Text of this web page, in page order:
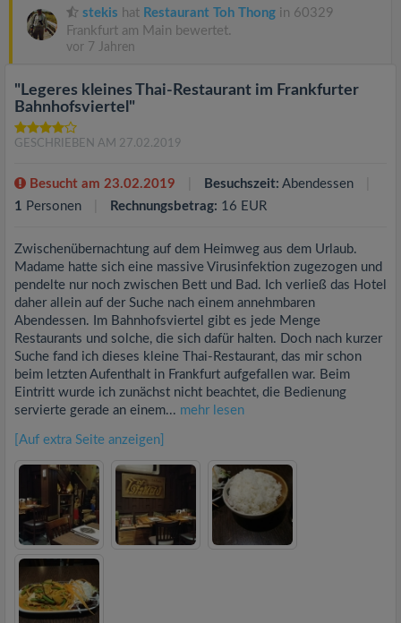
stekis hat Restaurant Toh Thong in 60329
Frankfurt am Main bewertet.
vor 7 Jahren
"Legeres kleines Thai-Restaurant im Frankfurter
Bahnhofsviertel"
GESCHRIEBEN AM 27.02.2019
Besucht am 23.02.2019 Besuchszeit: Abendessen
1 Personen Rechnungsbetrag: 16 EUR
Zwischenübernachtung auf dem Heimweg aus dem Urlaub.
Madame hatte sich eine massive Virusinfektion zugezogen und
pendelte nur noch zwischen Bett und Bad. Ich verließ das Hotel
daher allein auf der Suche nach einem annehmbaren
Abendessen. Im Bahnhofsviertel gibt es jede Menge
Restaurants und solche, die sich dafür halten. Doch nach kurzer
Suche fand ich dieses kleine Thai-Restaurant, das mir schon
beim letzten Aufenthalt in Frankfurt aufgefallen war. Beim
Eintritt wurde ich zunächst nicht beachtet, die Bedienung
servierte gerade an einem... mehr lesen
[Auf extra Seite anzeigen]